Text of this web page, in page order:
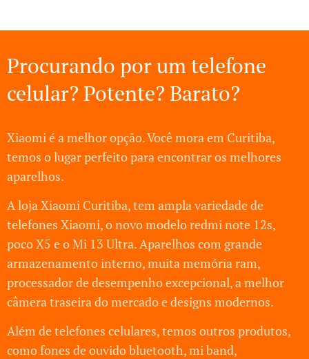
Procurando por um telefone
celular? Potente? Barato?
Xiaomi é a melhor opção. Você mora em Curitiba,
temos o lugar perfeito para encontrar os melhores
aparelhos.
A loja Xiaomi Curitiba, tem ampla variedade de
telefones Xiaomi, o novo modelo redmi note 12s,
poco X5 e o Mi 13 Ultra. Aparelhos com grande
armazenamento interno, muita memória ram,
processador de desempenho excepcional, a melhor
câmera traseira do mercado e designs modernos.
Além de telefones celulares, temos outros produtos,
como fones de ouvido bluetooth, mi band,